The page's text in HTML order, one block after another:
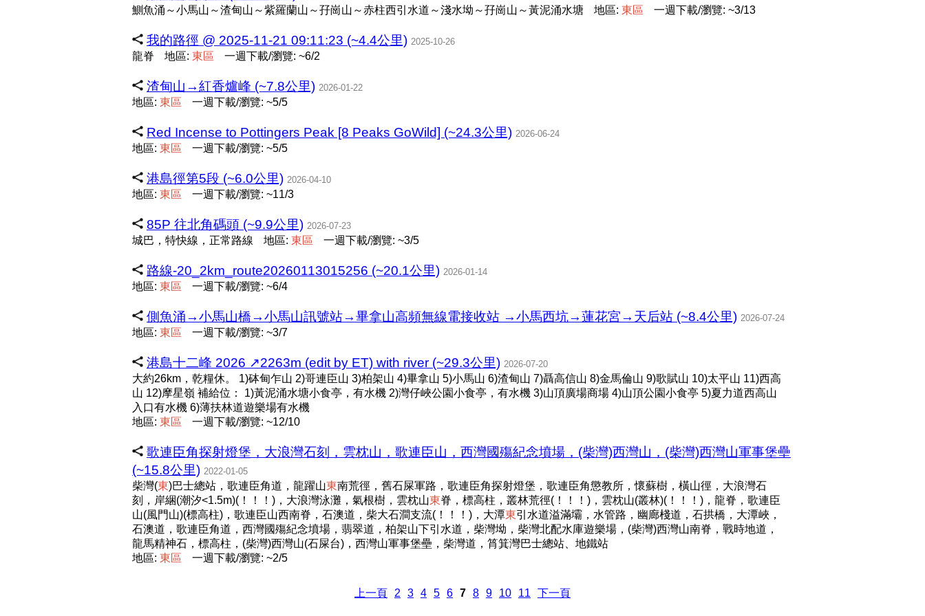
鰂魚涌～小馬山～渣甸山～紫羅蘭山～孖崗山～赤柱西引水道～淺水坳～孖崗山～黃泥涌水塘 地區: 東區 一週下載/瀏覽: ~3/13
我的路徑 @ 2025-11-21 09:11:23 (~4.4公里) 2025-10-26
龍脊 地區: 東區 一週下載/瀏覽: ~6/2
渣甸山→紅香爐峰 (~7.8公里) 2026-01-22
地區: 東區 一週下載/瀏覽: ~5/5
Red Incense to Pottingers Peak [8 Peaks GoWild] (~24.3公里) 2026-06-24
地區: 東區 一週下載/瀏覽: ~5/5
港島徑第5段 (~6.0公里) 2026-04-10
地區: 東區 一週下載/瀏覽: ~11/3
85P 往北角碼頭 (~9.9公里) 2026-07-23
城巴，特快線，正常路線 地區: 東區 一週下載/瀏覽: ~3/5
路線-20_2km_route20260113015256 (~20.1公里) 2026-01-14
地區: 東區 一週下載/瀏覽: ~6/4
側魚涌→小馬山橋→小馬山訊號站→畢拿山高頻無線電接收站 →小馬西坑→蓮花宮→天后站 (~8.4公里) 2026-07-24
地區: 東區 一週下載/瀏覽: ~3/7
港島十二峰 2026 ↗️2263m (edit by ET) with river (~29.3公里) 2026-07-20
大約26km，乾糧休。 1)砵甸乍山 2)哥連臣山 3)柏架山 4)畢拿山 5)小馬山 6)渣甸山 7)聶高信山 8)金馬倫山 9)歌賦山 10)太平山 11)西高
山 12)摩星嶺 補給位： 1)黃泥涌水塘小食亭，有水機 2)灣仔峽公園小食亭，有水機 3)山頂廣場商場 4)山頂公園小食亭 5)夏力道西高山
入口有水機 6)薄扶林道遊樂場有水機
地區: 東區 一週下載/瀏覽: ~12/10
歌連臣角探射燈堡，大浪灣石刻，雲枕山，歌連臣山，西灣國殤紀念墳場，(柴灣)西灣山，(柴灣)西灣山軍事堡壘
(~15.8公里) 2022-01-05
柴灣(東)巴士總站，歌連臣角道，龍躍山東南荒徑，舊石屎軍路，歌連臣角探射燈堡，歌連臣角懲教所，懷蘇樹，橫山徑，大浪灣石
刻，岸綑(潮汐<1.5m)(！！！)，大浪灣泳灘，氣根樹，雲枕山東脊，標高柱，叢林荒徑(！！！)，雲枕山(叢林)(！！！)，龍脊，歌連臣
山(風門山)(標高柱)，歌連臣山西南脊，石澳道，柴大石澗支流(！！！)，大潭東引水道溢滿壩，水管路，幽廊棧道，石拱橋，大潭峽，
石澳道，歌連臣角道，西灣國殤紀念墳場，翡翠道，柏架山下引水道，柴灣坳，柴灣北配水庫遊樂場，(柴灣)西灣山南脊，戰時地道，
龍馬精神石，標高柱，(柴灣)西灣山(石屎台)，西灣山軍事堡壘，柴灣道，筲箕灣巴士總站、地鐵站
地區: 東區 一週下載/瀏覽: ~2/5
上一頁 2 3 4 5 6 7 8 9 10 11 下一頁